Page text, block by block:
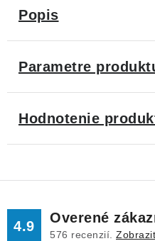
Popis
Parametre
Hodnotenie
4.9
Overené
576 recenzií.